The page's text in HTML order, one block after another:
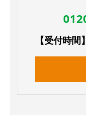
【受付時